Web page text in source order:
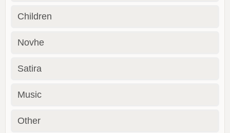
Children
Novhe
Satira
Music
Other